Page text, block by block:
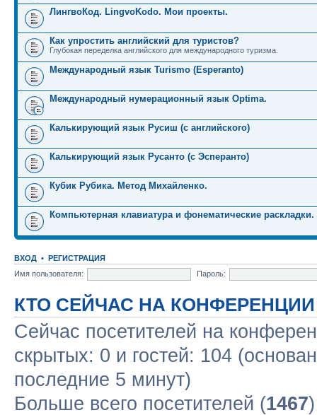
ЛингвоКод. LingvoKodo. Мои проекты.
Как упростить английский для туристов?
Глубокая переделка английского для международного туризма.
Международный язык Turismo (Esperanto)
Международный нумерационный язык Optima.
Калькирующий язык Русиш (с английского)
Калькирующий язык Русанто (с Эсперанто)
Кубик Рубика. Метод Михайленко.
Компьютерная клавиатура и фонематические раскладки.
ВХОД • РЕГИСТРАЦИЯ
Имя пользователя:
Пароль:
КТО СЕЙЧАС НА КОНФЕРЕНЦИИ
Сейчас посетителей на
скрытых: 0 и гостей: 104
последние 5 минут)
Больше всего посетителей (1467